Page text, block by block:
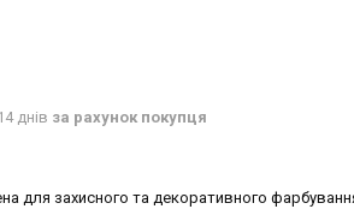
днів за рахунок покупця
для захисного та декоративного